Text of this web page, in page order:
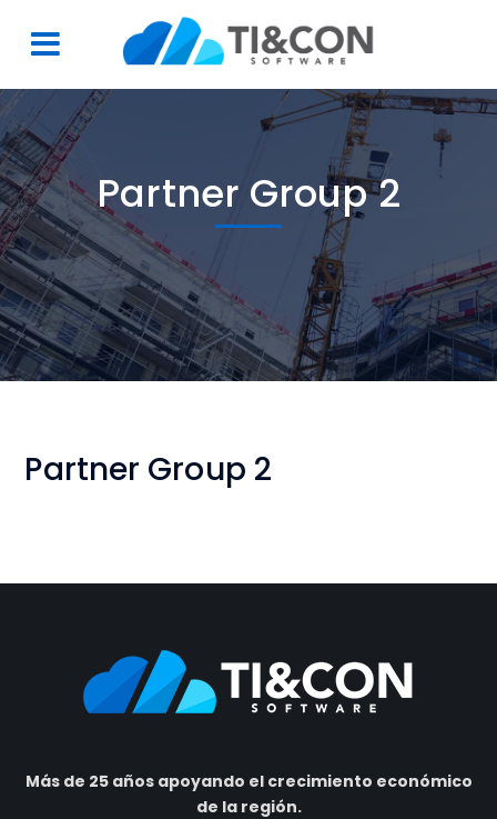
Partner Group 2
Partner Group 2
Más de 25 años apoyando el crecimiento económico
de la región.